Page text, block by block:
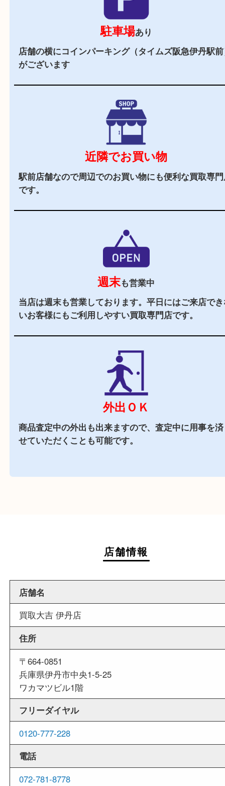
全国 2,000 店舗以上
全国展開している買取大吉！初めて買取店をご
お客様でも安心してご来店いただけます。
駅チカ
阪急伊丹線「伊丹駅」の東出口よりすぐの買取
す。
駐車場あり
店舗の横にコインパーキング（タイムズ阪急伊丹
がございます
近隣でお買い物
駅前店舗なので周辺でのお買い物にも便利な買取
週末も営業中
いお客様にもご利用しやすい買取専門店です。
商品査定中の外出も出来ますので、査定中に用事
せていただくことも可能です。